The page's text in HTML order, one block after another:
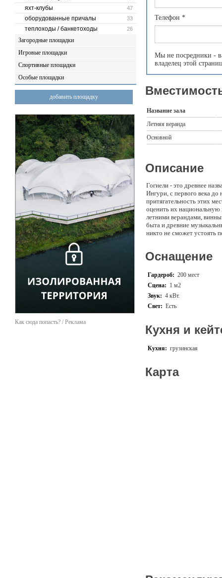
47
яхт-клубы
33
оборудованные причалы
26
теплоходы / банкетоходы
Загородные площадки
Игровые площадки
Спортивные площадки
Особые площадки
добавить площадку
Как сюда попасть? / Реклама
Телефон *
Мы не посредники -
владелец этой
Название зала
Летняя веранда
Основной
Описание
Гогиели - это древнее
Ингури, с первого века
притягательность этих
оценить их национальную
летними верандами,
быта и древние
никто не сможет устоять
различных лет выдержки,
Мукузани и шелковое
Оснащение
Гардероб: 200 мест
Сцена: 1 м2
Звук: 4 кВт.
Свет: Есть
Кухня и
Кухня: грузинская
Карта